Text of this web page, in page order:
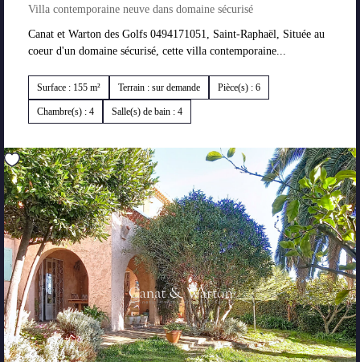
Villa contemporaine neuve dans domaine sécurisé
Canat et Warton des Golfs 0494171051, Saint-Raphaël, Située au
coeur d'un domaine sécurisé, cette villa contemporaine...
Surface : 155 m² Terrain : sur demande Pièce(s) : 6
Chambre(s) : 4 Salle(s) de bain : 4